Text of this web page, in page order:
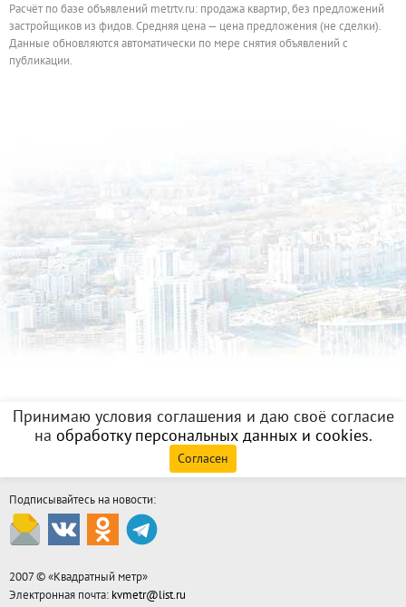
Расчёт по базе объявлений metrtv.ru: продажа квартир, без предложений
застройщиков из фидов. Средняя цена — цена предложения (не сделки).
Данные обновляются автоматически по мере снятия объявлений с
публикации.
Принимаю условия соглашения и даю своё согласие
на обработку персональных данных и cookies.
Согласен
Подписывайтесь на новости:
2007 © «Квадратный метр»
Электронная почта: kvmetr@list.ru